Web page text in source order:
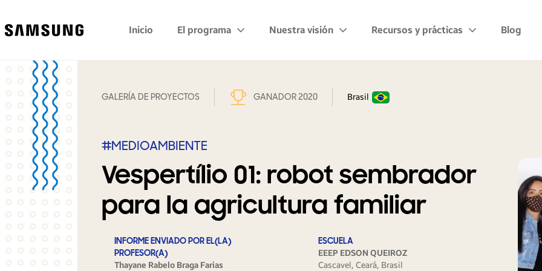
Samsung Inicio El programa Nuestra visión Recursos y prácticas Blog
GALERÍA DE PROYECTOS GANADOR 2020 Brasil
#MEDIOAMBIENTE
Vespertílio 01: robot sembrador
para la agricultura familiar
INFORME ENVIADO POR EL(LA)
PROFESOR(A)
Thayane Rabelo Braga Farias
ESCUELA
EEEP EDSON QUEIROZ
Cascavel, Ceará, Brasil